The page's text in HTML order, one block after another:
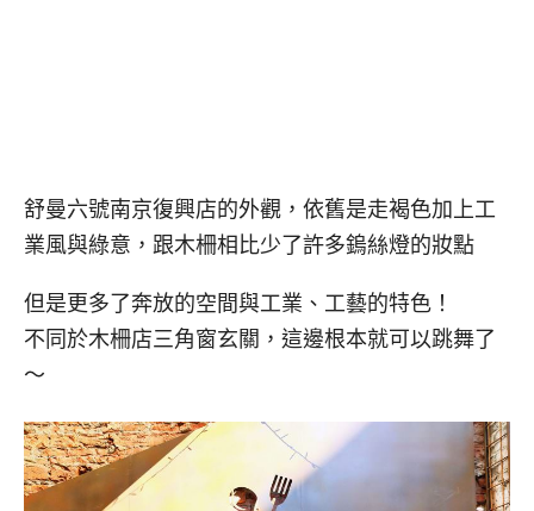
舒曼六號南京復興店的外觀，依舊是走褐色加上工
業風與綠意，跟木柵相比少了許多鎢絲燈的妝點
但是更多了奔放的空間與工業、工藝的特色！
不同於木柵店三角窗玄關，這邊根本就可以跳舞了
～